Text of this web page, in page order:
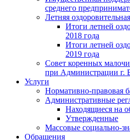
среднего
Летняя
Итоги летней
2018 года
Итоги летней
2019 года
Совет коренных
при Администрации г.
Услуги
Нормативно-правовая
Административные
Находящиеся на
Утвержденные
Массовые социально-
Обращения